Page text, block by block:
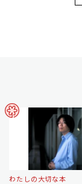
わたしの大切な本